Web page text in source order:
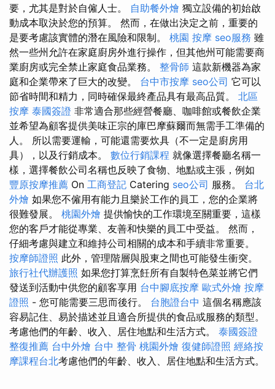
要，尤其是對於自僱人士。 自助餐外燴 獨立設備的初始啟
動成本取決於您的預算。 然而，在做出決定之前，重要的
是要考慮該實體的潛在風險和限制。 桃園 按摩 seo服務 雖
然一些州允許在家庭廚房外進行操作，但其他州可能需要商
業廚房或完全禁止家庭食品業務。 整骨師 這款新機器為家
庭和企業帶來了巨大的改變。 台中市按摩 seo公司 它可以
節省時間和精力，同時確保最終產品具有最高品質。 北區
按摩 泰國簽證 非常適合那些經營餐廳、咖啡館或餐飲企業
並希望為顧客提供美味正宗的庫巴摩蘇爾而無需手工準備的
人。 所以需要運輸，可能還需要炊具（不一定是廚房用
具），以及行銷成本。 數位行銷課程 就像選擇餐廳名稱一
樣，選擇餐飲公司名稱也反映了食物、地點或主張，例如
豐原按摩推薦 On 工商登記 Catering seo公司 服務。 台北
外燴 如果您不僱用有能力且樂於工作的員工，您的企業將
很難發展。 桃園外燴 提供愉快的工作環境至關重要，這樣
您的客戶才能從專業、友善和快樂的員工中受益。 然而，
仔細考慮與建立和維持公司相關的成本和手續非常重要。
按摩師證照 此外，管理階層與股東之間也可能發生衝突。
旅行社代辦護照 如果您打算烹飪所有自製特色菜並將它們
發送到活動中供您的顧客享用 台中腳底按摩 歐式外燴 按摩
證照 - 您可能需要三思而後行。 台胞證台中 這個名稱應該
容易記住、易於描述並且適合所提供的食品或服務的類型。
考慮他們的年齡、收入、居住地點和生活方式。 泰國簽證
整復推薦 台中外燴 台中 整骨 桃園外燴 復健師證照 經絡按
摩課程台北考慮他們的年齡、收入、居住地點和生活方式。